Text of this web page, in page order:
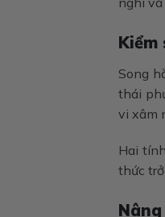
Song
thái
vi xâm
Hai
thức